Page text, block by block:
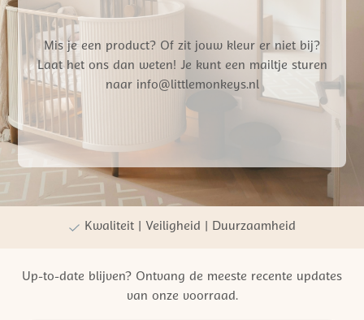
Mis je een product? Of zit jouw kleur er niet bij?
Laat het ons dan weten! Je kunt een mailtje sturen
naar info@littlemonkeys.nl
Gratis verzending vanaf €50,- NL
Persoonlijke winkelervaring
Kwaliteit | Veiligheid | Duurzaamheid
Up-to-date blijven? Ontvang de meeste recente updates
van onze voorraad.